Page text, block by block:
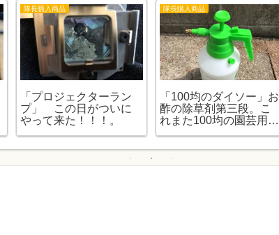
隊長購入商品
「プロジェクターラン
プ」 この日がついに
やって来た！！！。
隊長購入商品
「100均のダイソー」お
酢の除草剤第三段。こ
れまた100均の園芸用噴